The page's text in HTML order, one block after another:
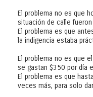
El problema no es que
situación de calle
El problema es que
la indigencia estaba
El problema no es que
se gastan $350 por día
El problema es que
veces más, para solo